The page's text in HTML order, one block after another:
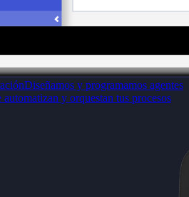
Diseñamos y programamos agentes
y orquestan tus procesos